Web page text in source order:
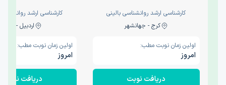
کارشناسی ارشد روانشناسی بالینی
کرج - جهانشهر
اولین زمان نوبت مطب:
امروز
دریافت نوبت
کارشناسی ارشد
اردبیل - والی
اولین زمان نوبت مطب:
امروز
دریافت نوبت